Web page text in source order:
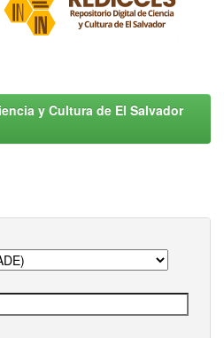
y Cultura de El Salvador